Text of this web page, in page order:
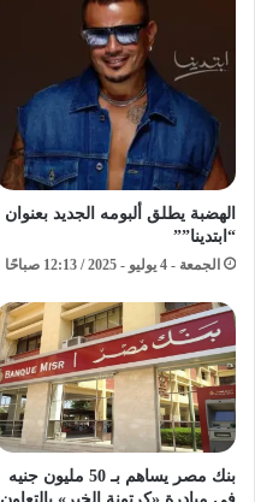
الهضبة يطلق ألبومه الجديد بعنوان
“ابتدينا””
الجمعة - 4 يوليو - 2025 / 12:13 صباحًا
بنك مصر يساهم بـ 50 مليون جنيه